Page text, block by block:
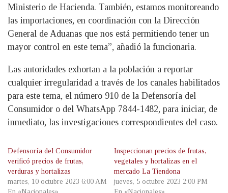
Ministerio de Hacienda. También, estamos monitoreando
las importaciones, en coordinación con la Dirección
General de Aduanas que nos está permitiendo tener un
mayor control en este tema”, añadió la funcionaria.
Las autoridades exhortan a la población a reportar
cualquier irregularidad a través de los canales habilitados
para este tema, el número 910 de la Defensoría del
Consumidor o del WhatsApp 7844-1482, para iniciar, de
inmediato, las investigaciones correspondientes del caso.
Defensoría del Consumidor
verificó precios de frutas,
verduras y hortalizas
martes, 10 octubre 2023 6:00 AM
Inspeccionan precios de frutas,
vegetales y hortalizas en el
mercado La Tiendona
jueves, 5 octubre 2023 2:00 PM